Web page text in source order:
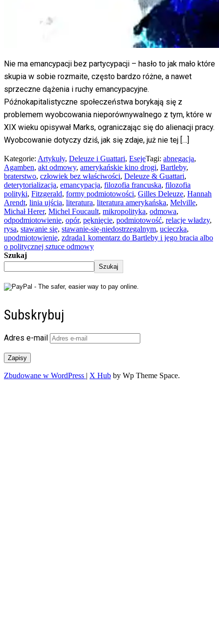
Nie ma emancypacji bez partycypacji – hasło to jak mało które
skupia w sobie rozmaite, często bardzo różne, a nawet
sprzeczne dążenia i ruchy emancypacyjne.
Późnokapitalistyczne społeczeństwa borykają się z
problemem wyobcowania nieporównywalnego z tym, które w
XIX wieku opisywał Marks, ograniczając się do alienacji pracy.
Wyobcowanie dotyczy dziś, jak się zdaje, już nie tej […]
Kategorie: Artykuły, Deleuze i Guattari, EsejeTagi: abnegacja,
Agamben, akt odmowy, amerykańskie kino drogi, Bartleby,
braterstwo, człowiek bez właściwości, Deleuze & Guattari,
deterytorializacja, emancypacja, filozofia francuska, filozofia
polityki, Fitzgerald, formy podmiotowości, Gilles Deleuze, Hannah
Arendt, linia ujścia, literatura, literatura amerykańska, Melville,
Michał Herer, Michel Foucault, mikropolityka, odmowa,
odpodmiotowienie, opór, pęknięcie, podmiotowość, relacje władzy,
rysa, stawanie się, stawanie-się-niedostrzegalnym, ucieczka,
upodmiotowienie, zdrada1 komentarz do Bartleby i jego bracia albo
o politycznej sztuce odmowy
Szukaj
Szukaj
Subskrybuj
Adres e-mail
Zapisy
Zbudowane w WordPress | X Hub by Wp Theme Space.